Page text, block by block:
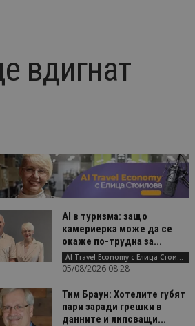
вдигнат
AI в туризма: защо
камериерка може да се
окаже по-трудна за...
AI Travel Economy с Елица Стоилова
05/08/2026 08:28
Тим Браун: Хотелите губят
пари заради грешки в
данните и липсващи...